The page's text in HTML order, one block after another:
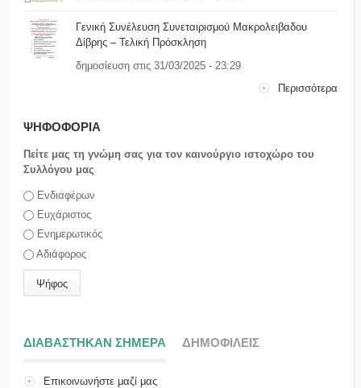
Γενική Συνέλευση Συνεταιρισμού Μακρολειβαδου
Δίβρης – Τελική Πρόσκληση
δημοσίευση στις 31/03/2025 - 23:29
Περισσότερα
ΨΗΦΟΦΟΡΙΑ
Πείτε μας τη γνώμη σας για τον καινούργιο ιστοχώρο του
Συλλόγου μας
Επιλογές
Ενδιαφέρων
Ευχάριστος
Ενημερωτικός
Αδιάφορος
ΔΙΑΒΑΣΤΗΚΑΝ ΣΗΜΕΡΑ (ΕΝΕΡΓΗ ΚΑΡΤΕΛΑ)
ΔΗΜΟΦΙΛΕΙΣ
Επικοινωνήστε μαζί μας